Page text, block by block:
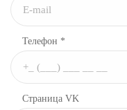
Телефон *
Страница VK